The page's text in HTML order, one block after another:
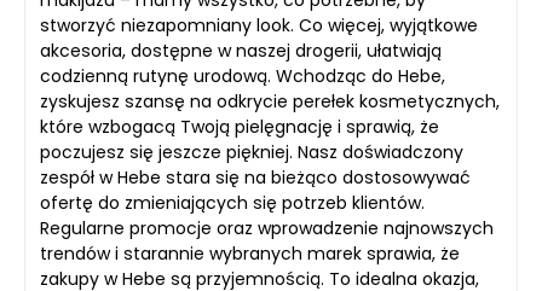
stworzyć niezapomniany look. Co więcej, wyjątkowe
akcesoria, dostępne w naszej drogerii, ułatwiają
codzienną rutynę urodową. Wchodząc do Hebe,
zyskujesz szansę na odkrycie perełek kosmetycznych,
które wzbogacą Twoją pielęgnację i sprawią, że
poczujesz się jeszcze piękniej. Nasz doświadczony
zespół w Hebe stara się na bieżąco dostosowywać
ofertę do zmieniających się potrzeb klientów.
Regularne promocje oraz wprowadzenie najnowszych
trendów i starannie wybranych marek sprawia, że
zakupy w Hebe są przyjemnością. To idealna okazja,